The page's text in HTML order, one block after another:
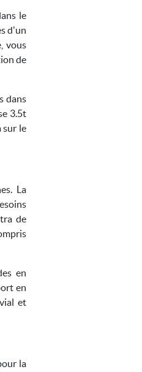
le
d'un
vous
de
dans
3.5t
sur le
La
de
en
en
et
la